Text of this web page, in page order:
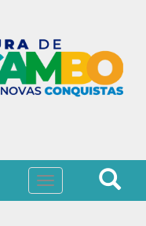
Toggle
navigation